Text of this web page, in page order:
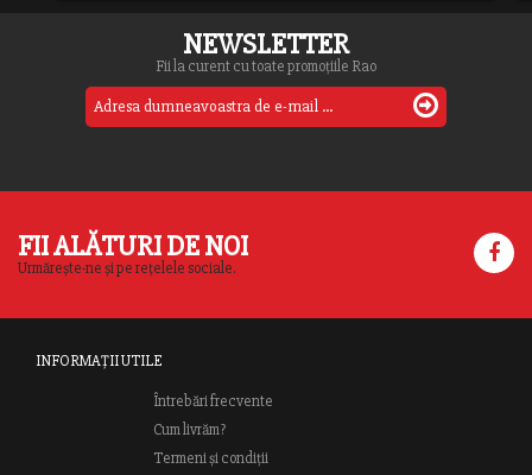
NEWSLETTER
Fii la curent cu toate promoțiile Rao
FII ALĂTURI DE NOI
Urmărește-ne și pe rețelele sociale.
INFORMAȚII UTILE
Întrebări frecvente
Cum livrăm?
Termeni și condiții